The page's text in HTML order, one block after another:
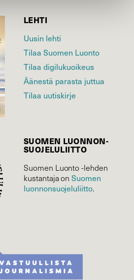
LEHTI
Uusin lehti
Tilaa Suomen Luonto
Tilaa digilukuoikeus
Äänestä parasta juttua
Tilaa uutiskirje
SUOMEN LUONNON­
SUOJELU­LIITTO
Suomen Luonto -lehden
kustantaja onSuomen
luonnonsuojelu­liitto.